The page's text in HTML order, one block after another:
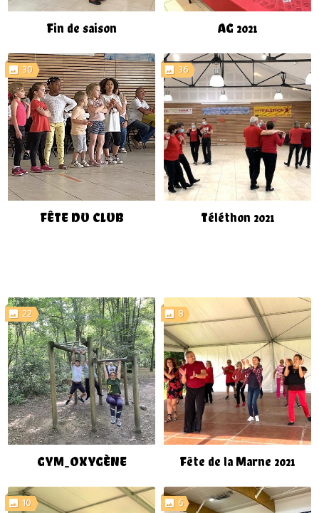
Fin de saison AG 2021
30
FÊTE DU CLUB
36
Téléthon 2021
22
GYM_OXYGÈNE
8
Fête de la Marne 2021
10 6